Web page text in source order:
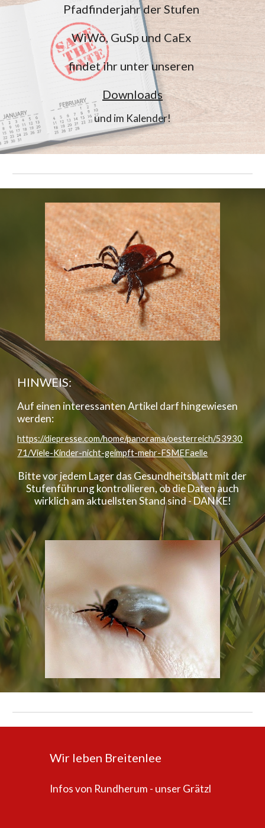
Pfadfinderjahr der Stufen
WiWö, GuSp und CaEx
findet ihr unter unseren
Downloads
und im Kalender!
HINWEIS:
Auf einen interessanten Artikel darf hingewiesen
werden:
https://diepresse.com/home/panorama/oesterreich/53930
71/Viele-Kinder-nicht-geimpft-mehr-FSMEFaelle
Bitte vor jedem Lager das Gesundheitsblatt mit der
Stufenführung kontrollieren, ob die Daten auch
wirklich am aktuellsten Stand sind - DANKE!
Wir leben Breitenlee
Infos von Rundherum - unser Grätzl